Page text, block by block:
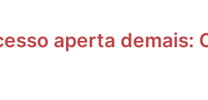
aperta demais: